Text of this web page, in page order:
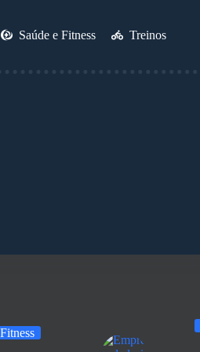
Saúde e Fitness Treinos